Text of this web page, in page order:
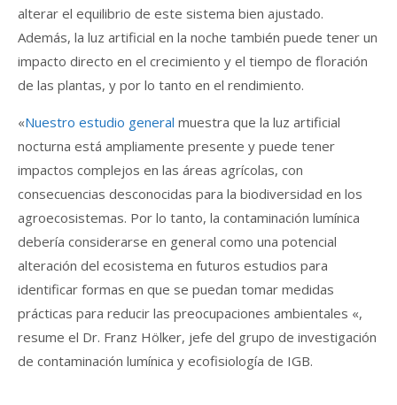
alterar el equilibrio de este sistema bien ajustado.
Además, la luz artificial en la noche también puede tener un
impacto directo en el crecimiento y el tiempo de floración
de las plantas, y por lo tanto en el rendimiento.
«Nuestro estudio general muestra que la luz artificial
nocturna está ampliamente presente y puede tener
impactos complejos en las áreas agrícolas, con
consecuencias desconocidas para la biodiversidad en los
agroecosistemas. Por lo tanto, la contaminación lumínica
debería considerarse en general como una potencial
alteración del ecosistema en futuros estudios para
identificar formas en que se puedan tomar medidas
prácticas para reducir las preocupaciones ambientales «,
resume el Dr. Franz Hölker, jefe del grupo de investigación
de contaminación lumínica y ecofisiología de IGB.